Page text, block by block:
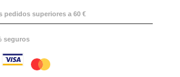
pedidos superiores a 60 €
seguros